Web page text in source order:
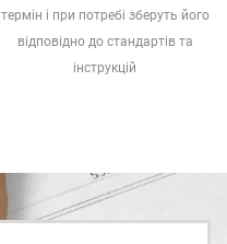
термін і при потребі зберуть його
відповідно до стандартів та
інструкцій